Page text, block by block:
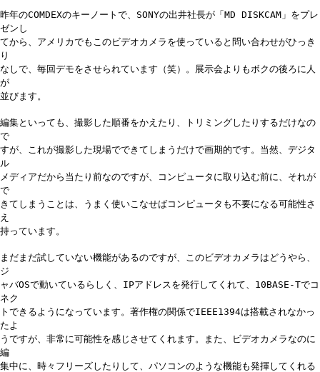
昨年のCOMDEXのキーノートで、SONYの出井社長が「MD DISKCAM」をプレ
ゼンし
てから、アメリカでもこのビデオカメラを使っていると問い合わせがひっき
り
なしで、毎回デモをさせられています（笑）。展示会よりもボクの後ろに人
が
並びます。
編集といっても、撮影した順番をかえたり、トリミングしたりするだけなの
で
すが、これが撮影した現場でできてしまうだけで画期的です。当然、デジタ
ル
メディアだから当たり前なのですが、コンピュータに取り込む前に、それが
で
きてしまうことは、うまく使いこなせばコンピュータも不要になる可能性さ
え
持っています。
まだまだ試していない機能があるのですが、このビデオカメラはどうやら、
ジ
ャバOSで動いているらしく、IPアドレスを発行してくれて、10BASE-Tでコ
ネク
トできるようになっています。著作権の関係でIEEE1394は搭載されなかっ
たよ
うですが、非常に可能性を感じさせてくれます。また、ビデオカメラなのに
編
集中に、時々フリーズしたりして、パソコンのような機能も発揮してくれる